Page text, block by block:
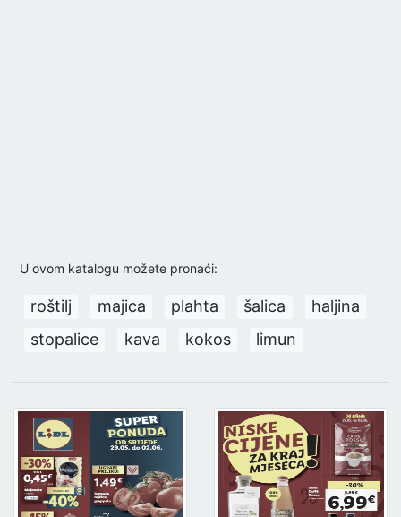
U ovom katalogu možete pronaći:
roštilj majica plahta šalica
haljina
stopalice
kava kokos limun